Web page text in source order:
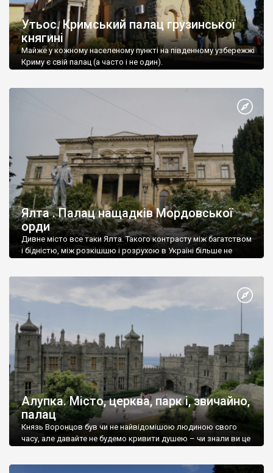
Утьос. Кримський палац грузинської
княгині
Майже у кожному населеному пункті на південному узбережжі
Криму є свій палац (а часто і не один).
Ялта . Палац нащадків Мордовської
орди
Дивне місто все таки Ялта. Такого контрасту між багатством
і бідністю, між розкішшю і розрухою в Україні більше не
Алупка. Місто, церква, парк і, звичайно,
палац
Князь Воронцов був чи не найвідомішою людиною свого
часу, але давайте не будемо кривити душею – чи знали ви це